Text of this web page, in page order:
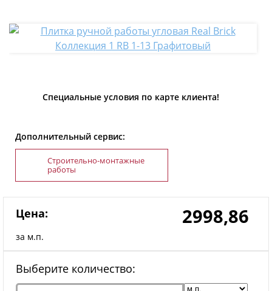
Специальные условия по карте клиента!
Дополнительный сервис:
Строительно-монтажные
работы
Цена:
за м.п.
2998,86
Выберите количество: